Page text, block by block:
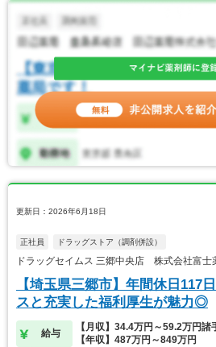
更新日：2026年6月18日
正社員 ドラッグストア（調剤併設）
ドラッグセイムス 三郷中央店 株式会社富士
【埼玉県三郷市】年間休日117
スと充実した福利厚生が魅力◎
給与
【月収】34.4万円～59.2万円諸
【年収】487万円～849万円